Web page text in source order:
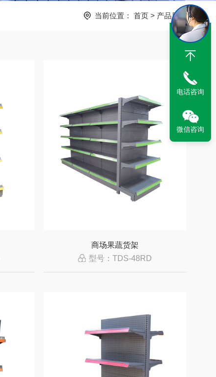
当前位置： 首页 > 产品展示
商场果蔬货架
型号：TDS-48RD
电话咨询
微信咨询